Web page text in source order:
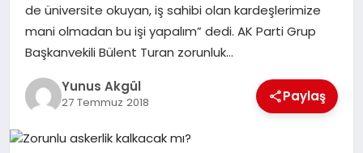
GÖKSUN
TÜRKOĞLU
PAZARCIK
de üniversite okuyan, iş sahibi olan kardeşlerimize
mani olmadan bu işi yapalım” dedi. AK Parti Grup
Başkanvekili Bülent Turan zorunluk…
Yunus Akgül
27 Temmuz 2018 Paylaş